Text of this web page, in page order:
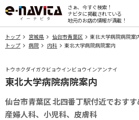
さぁ、今すぐ検索！
ナビタに掲載されている
地元のお店の情報が満載！
トップ 宮城県 仙台市青葉区
東北大学病院病院案
トップ
病院 内科 東北大学病院病院案内
トウホクダイガクビョウインビョウインアンナイ
東北大学病院病院案内
仙台市青葉区 北四番丁駅付近でおすす
産婦人科、小児科、皮膚科